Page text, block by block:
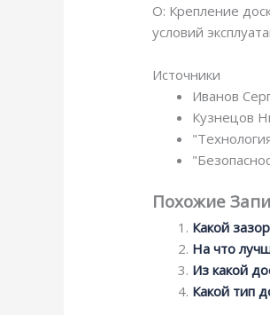
О: Крепление
условий
Источники
Иванов
Кузнецов
Похожие
Какой
На что
Из какой
Какой тип